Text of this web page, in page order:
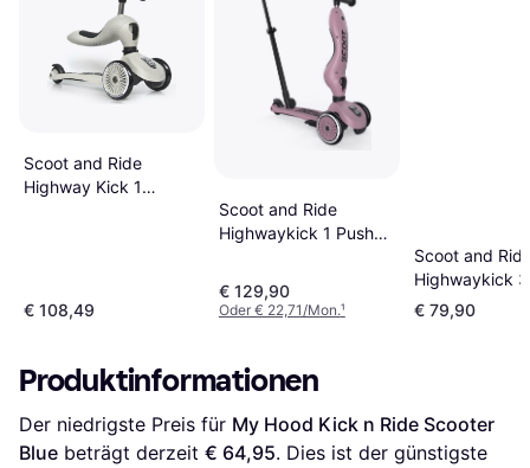
Scoot and Ride
Highway Kick 1
€ 108,49
Scoot and Ride
Highwaykick 1 Push
€ 129,90
Oder € 22,71/Mon.¹
Scoot and
Highwaykick 3
Wheels
€ 79,90
Produktinformationen
Der niedrigste Preis für My Hood Kick n Ride Scooter
Blue beträgt derzeit € 64,95. Dies ist der günstigste